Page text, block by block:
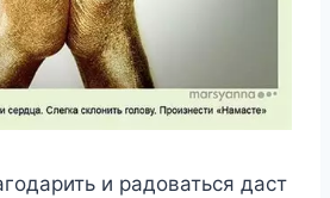
и радοваться даст